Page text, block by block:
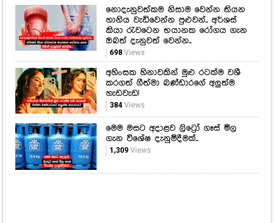
නොදැනුවත්කම නිසාම වෙන්න තියන
හානිය වැඩිවෙන්න පුළුවන්.. අර්ශස්
කියා රැවටෙන භයානක රෝගය ගැන
ඔබත් දැනුවත් වෙන්න..
698Views
අහිංසක හිනාවකින් මුළු රටක්ම වශී
කරගත් ගීත්මා බණ්ඩාරගේ අලුත්ම
හැඩවැඩ!
384Views
මෙම මසට අදාළව ලිට්‍රෝ ගෑස් මිල
ගැන විශේෂ දැනුම්දීමක්..
1,309Views